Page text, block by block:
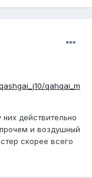
qahqai_m
действительно
и воздушный
скорее всего